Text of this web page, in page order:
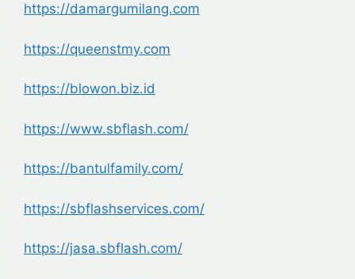
https://damargumilang.com
https://queenstmy.com
https://blowon.biz.id
https://www.sbflash.com/
https://bantulfamily.com/
https://sbflashservices.com/
https://jasa.sbflash.com/